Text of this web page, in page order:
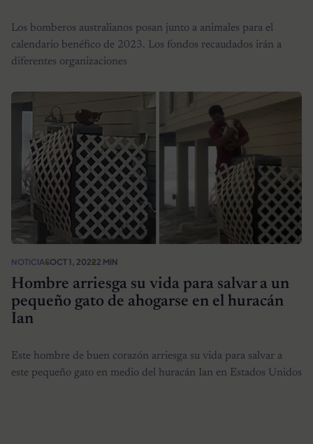
Los bomberos australianos posan junto a animales para el
calendario benéfico de 2023. Los fondos recaudados irán a
diferentes organizaciones
NOTICIASOCT 1, 20222 MIN
Hombre arriesga su vida para salvar a un
pequeño gato de ahogarse en el huracán
Ian
Este hombre de buen corazón arriesga su vida para salvar a
este pequeño gato en medio del huracán Ian en Estados Unidos